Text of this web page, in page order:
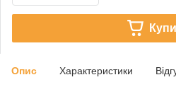
Опис Характеристики